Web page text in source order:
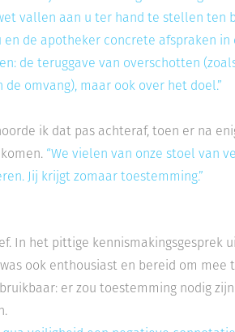
vallen aan u ter hand te stellen ten
de apotheker concrete afspraken in
de teruggave van overschotten
omvang), maar ook over het doel.”
ik dat pas achteraf, toen er na
“We vielen van onze stoel van
Jij krijgt zomaar toestemming.”
In het pittige kennismakings­gesprek
ook enthousiast en bereid om mee
er zou toestemming nodig